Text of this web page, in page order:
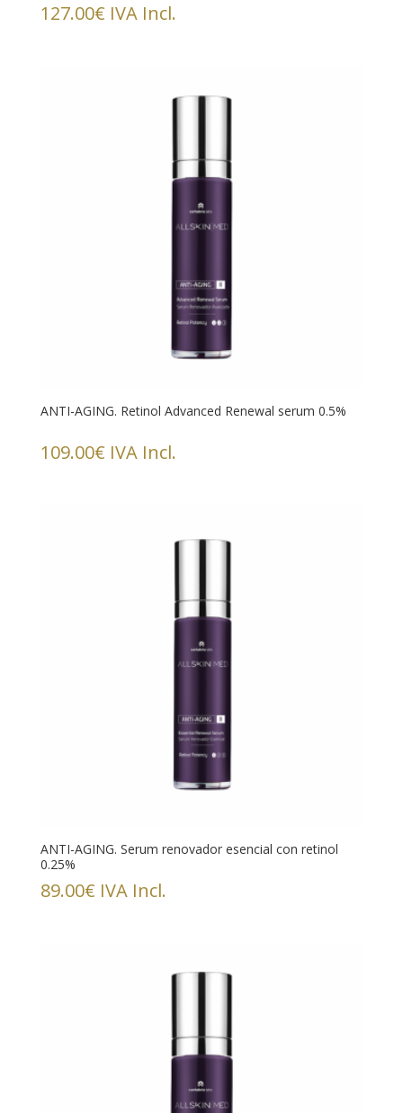
127.00€ IVA Incl.
ANTI-AGING. Retinol Advanced Renewal serum 0.5%
109.00€ IVA Incl.
ANTI-AGING. Serum renovador esencial con retinol
0.25%
89.00€ IVA Incl.